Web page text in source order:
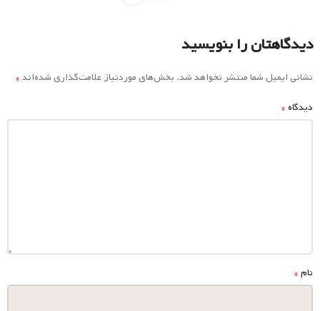
دیدگاهتان را بنویسید
نشانی ایمیل شما منتشر نخواهد شد. بخش‌های موردنیاز علامت‌گذاری شده‌اند*
دیدگاه*
نام*